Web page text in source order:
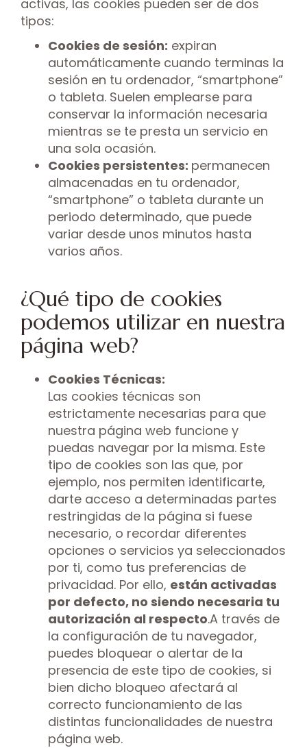
activas, las cookies pueden ser de dos
tipos:
Cookies de sesión: expiran
automáticamente cuando terminas la
sesión en tu ordenador, “smartphone”
o tableta. Suelen emplearse para
conservar la información necesaria
mientras se te presta un servicio en
una sola ocasión.
Cookies persistentes: permanecen
almacenadas en tu ordenador,
“smartphone” o tableta durante un
periodo determinado, que puede
variar desde unos minutos hasta
varios años.
¿Qué tipo de cookies
podemos utilizar en nuestra
página web?
Cookies Técnicas:
Las cookies técnicas son
estrictamente necesarias para que
nuestra página web funcione y
puedas navegar por la misma. Este
tipo de cookies son las que, por
ejemplo, nos permiten identificarte,
darte acceso a determinadas partes
restringidas de la página si fuese
necesario, o recordar diferentes
opciones o servicios ya seleccionados
por ti, como tus preferencias de
privacidad. Por ello, están activadas
por defecto, no siendo necesaria tu
autorización al respecto.A través de
la configuración de tu navegador,
puedes bloquear o alertar de la
presencia de este tipo de cookies, si
bien dicho bloqueo afectará al
correcto funcionamiento de las
distintas funcionalidades de nuestra
página web.